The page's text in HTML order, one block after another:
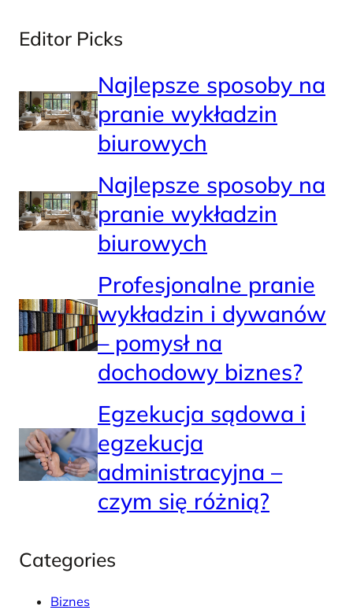
Editor Picks
Najlepsze sposoby na
pranie wykładzin
biurowych
Najlepsze sposoby na
pranie wykładzin
biurowych
Profesjonalne pranie
wykładzin i dywanów
– pomysł na
dochodowy biznes?
Egzekucja sądowa i
egzekucja
administracyjna –
czym się różnią?
Categories
Biznes